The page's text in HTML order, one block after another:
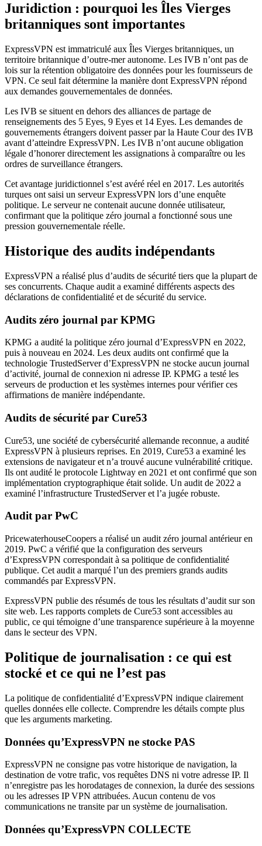
Juridiction : pourquoi les Îles Vierges
britanniques sont importantes
ExpressVPN est immatriculé aux Îles Vierges britanniques, un
territoire britannique d’outre-mer autonome. Les IVB n’ont pas de
lois sur la rétention obligatoire des données pour les fournisseurs de
VPN. Ce seul fait détermine la manière dont ExpressVPN répond
aux demandes gouvernementales de données.
Les IVB se situent en dehors des alliances de partage de
renseignements des 5 Eyes, 9 Eyes et 14 Eyes. Les demandes de
gouvernements étrangers doivent passer par la Haute Cour des IVB
avant d’atteindre ExpressVPN. Les IVB n’ont aucune obligation
légale d’honorer directement les assignations à comparaître ou les
ordres de surveillance étrangers.
Cet avantage juridictionnel s’est avéré réel en 2017. Les autorités
turques ont saisi un serveur ExpressVPN lors d’une enquête
politique. Le serveur ne contenait aucune donnée utilisateur,
confirmant que la politique zéro journal a fonctionné sous une
pression gouvernementale réelle.
Historique des audits indépendants
ExpressVPN a réalisé plus d’audits de sécurité tiers que la plupart de
ses concurrents. Chaque audit a examiné différents aspects des
déclarations de confidentialité et de sécurité du service.
Audits zéro journal par KPMG
KPMG a audité la politique zéro journal d’ExpressVPN en 2022,
puis à nouveau en 2024. Les deux audits ont confirmé que la
technologie TrustedServer d’ExpressVPN ne stocke aucun journal
d’activité, journal de connexion ni adresse IP. KPMG a testé les
serveurs de production et les systèmes internes pour vérifier ces
affirmations de manière indépendante.
Audits de sécurité par Cure53
Cure53, une société de cybersécurité allemande reconnue, a audité
ExpressVPN à plusieurs reprises. En 2019, Cure53 a examiné les
extensions de navigateur et n’a trouvé aucune vulnérabilité critique.
Ils ont audité le protocole Lightway en 2021 et ont confirmé que son
implémentation cryptographique était solide. Un audit de 2022 a
examiné l’infrastructure TrustedServer et l’a jugée robuste.
Audit par PwC
PricewaterhouseCoopers a réalisé un audit zéro journal antérieur en
2019. PwC a vérifié que la configuration des serveurs
d’ExpressVPN correspondait à sa politique de confidentialité
publique. Cet audit a marqué l’un des premiers grands audits
commandés par ExpressVPN.
ExpressVPN publie des résumés de tous les résultats d’audit sur son
site web. Les rapports complets de Cure53 sont accessibles au
public, ce qui témoigne d’une transparence supérieure à la moyenne
dans le secteur des VPN.
Politique de journalisation : ce qui est
stocké et ce qui ne l’est pas
La politique de confidentialité d’ExpressVPN indique clairement
quelles données elle collecte. Comprendre les détails compte plus
que les arguments marketing.
Données qu’ExpressVPN ne stocke PAS
ExpressVPN ne consigne pas votre historique de navigation, la
destination de votre trafic, vos requêtes DNS ni votre adresse IP. Il
n’enregistre pas les horodatages de connexion, la durée des sessions
ou les adresses IP VPN attribuées. Aucun contenu de vos
communications ne transite par un système de journalisation.
Données qu’ExpressVPN COLLECTE